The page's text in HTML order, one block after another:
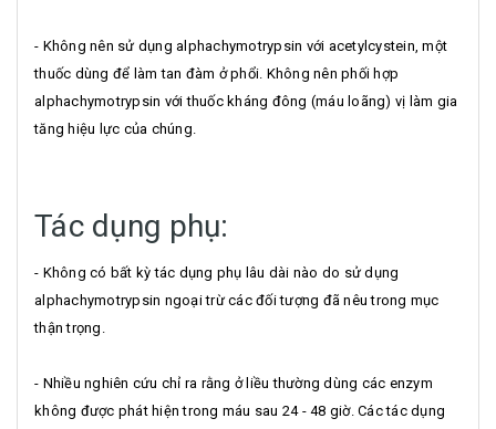
- Không nên sử dụng alphachymotrypsin với acetylcystein, một
thuốc dùng để làm tan đàm ở phổi. Không nên phối hợp
alphachymotrypsin với thuốc kháng đông (máu loãng) vị làm gia
tăng hiệu lực của chúng.
Tác dụng phụ:
- Không có bất kỳ tác dụng phụ lâu dài nào do sử dụng
alphachymotrypsin ngoại trừ các đối tượng đã nêu trong mục
thận trọng.
- Nhiều nghiên cứu chỉ ra rằng ở liều thường dùng các enzym
không được phát hiện trong máu sau 24 - 48 giờ. Các tác dụng